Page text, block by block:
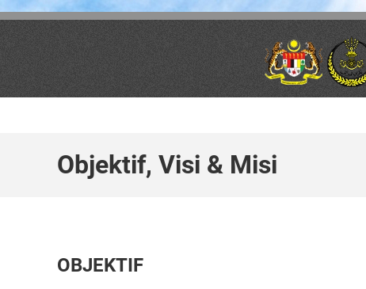
Objektif, Visi & Misi
OBJEKTIF